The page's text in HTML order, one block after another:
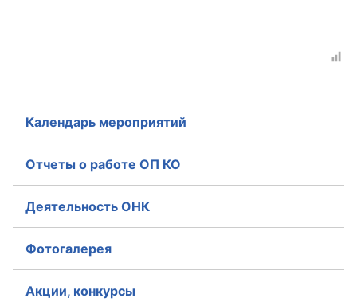
Календарь мероприятий
Отчеты о работе ОП КО
Деятельность ОНК
Фотогалерея
Акции, конкурсы